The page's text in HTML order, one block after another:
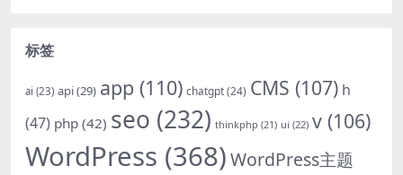
标签
ai (23) api(29) app (110) chatgpt(24) CMS (107) h
(47) php (42) seo (232) thinkphp (21) ui (22) v (106)
WordPress (368)WordPress主题